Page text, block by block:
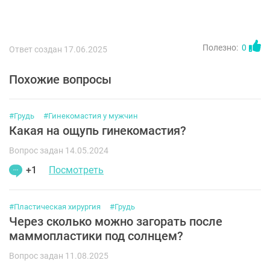
Ответ создан 17.06.2025 Полезно: 0
Похожие вопросы
#Грудь #Гинекомастия у мужчин
Какая на ощупь гинекомастия?
Вопрос задан 14.05.2024
+1 Посмотреть
#Пластическая хирургия #Грудь
Через сколько можно загорать после
маммопластики под солнцем?
Вопрос задан 11.08.2025